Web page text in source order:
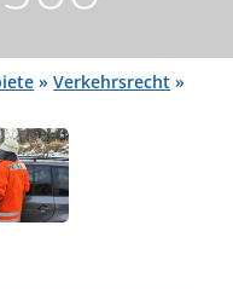
»Verkehrsrecht »